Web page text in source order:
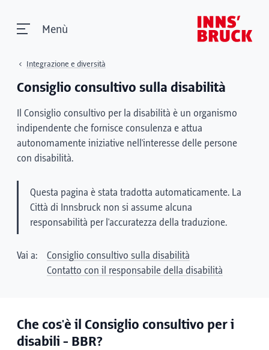
Menù
Integrazione e diversità
Consiglio consultivo sulla disabilità
Il Consiglio consultivo per la disabilità è un organismo
indipendente che fornisce consulenza e attua
autonomamente iniziative nell'interesse delle persone
con disabilità.
Questa pagina è stata tradotta automaticamente. La
Città di Innsbruck non si assume alcuna
responsabilità per l'accuratezza della traduzione.
Vai a:
Consiglio consultivo sulla disabilità
Contatto con il responsabile della disabilità
Che cos'è il Consiglio consultivo per i
disabili - BBR?